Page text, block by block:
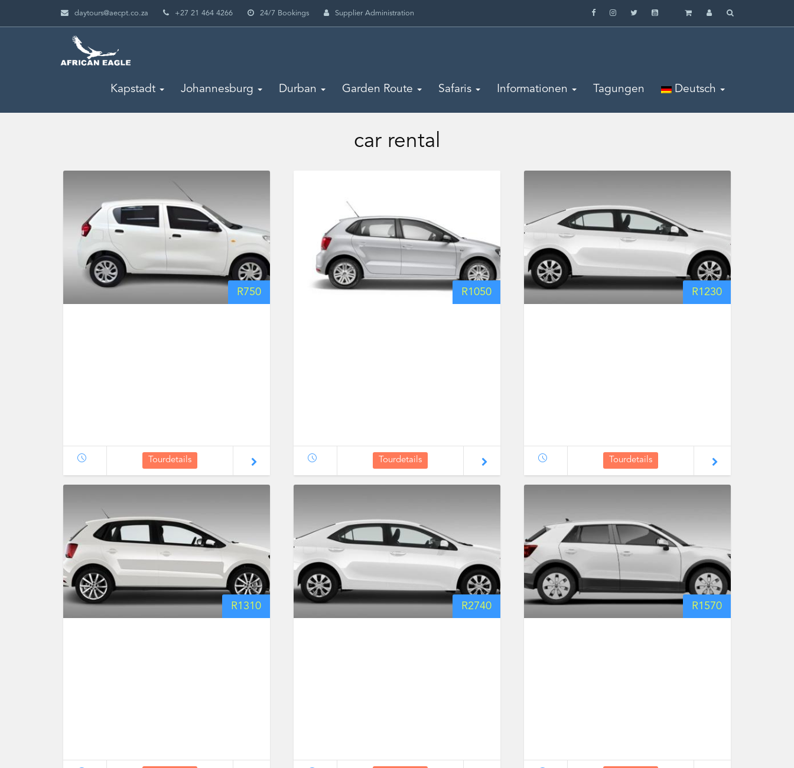
daytours@aecpt.co.za +27 21 464 4266 24/7 Bookings Supplier Administration
Kapstadt Johannesburg Durban Garden Route Safaris Informationen Tagungen Deutsch
car rental
R750
Tourdetails
R1050
Tourdetails
R1230
Tourdetails
R1310 R2740 R1570